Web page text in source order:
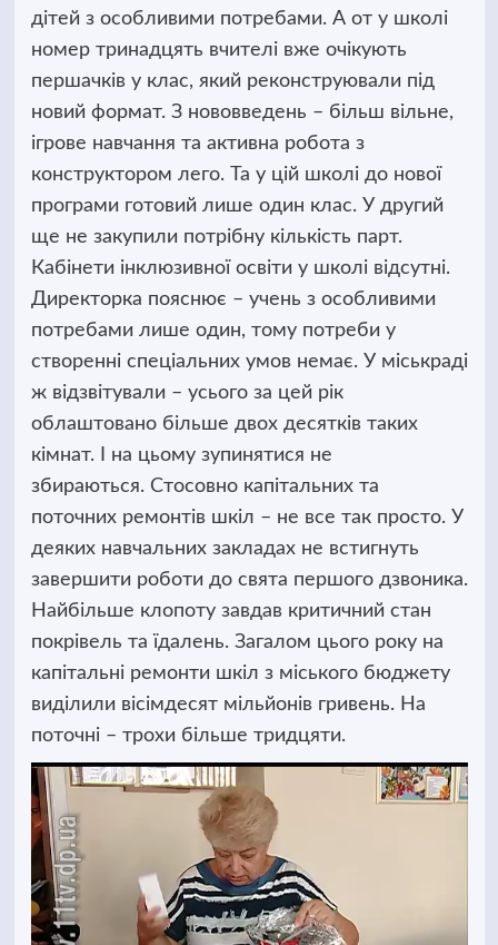
дітей з особливими потребами. А от у школі
номер тринадцять вчителі вже очікують
першачків у клас, який реконструювали під
новий формат. З нововведень – більш вільне,
ігрове навчання та активна робота з
конструктором лего. Та у цій школі до нової
програми готовий лише один клас. У другий
ще не закупили потрібну кількість парт.
Кабінети інклюзивної освіти у школі відсутні.
Директорка пояснює – учень з особливими
потребами лише один, тому потреби у
створенні спеціальних умов немає. У міськраді
ж відзвітували – усього за цей рік
облаштовано більше двох десятків таких
кімнат. І на цьому зупинятися не
збираються. Стосовно капітальних та
поточних ремонтів шкіл – не все так просто. У
деяких навчальних закладах не встигнуть
завершити роботи до свята першого дзвоника.
Найбільше клопоту завдав критичний стан
покрівель та їдалень. Загалом цього року на
капітальні ремонти шкіл з міського бюджету
виділили вісімдесят мільйонів гривень. На
поточні – трохи більше тридцяти.
Відеопрогравач